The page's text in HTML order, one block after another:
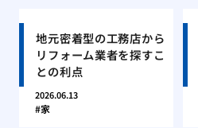
地元密着型の工務店から
リフォーム業者を探すこ
との利点
2026.06.13
家